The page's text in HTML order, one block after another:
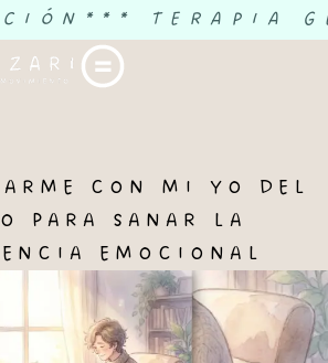
*** TERAPIA
CON MI YO DEL
PARA SANAR LA
EMOCIONAL